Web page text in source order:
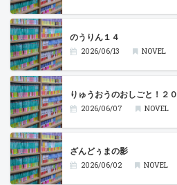
のうりん１４
2026/06/13 NOVEL
りゅうおうのおしごと！２０
2026/06/07 NOVEL
ざんどぅまの影
2026/06/02 NOVEL